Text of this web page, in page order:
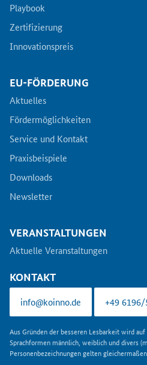
Playbook
Zertifizierung
Innovationspreis
EU-FÖRDERUNG
Aktuelles
Fördermöglichkeiten
Service und Kontakt
Praxisbeispiele
Downloads
Newsletter
VERANSTALTUNGEN
Aktuelle Veranstaltungen
KONTAKT
info@koinno.de +49
Aus Gründen der besseren Lesbarkeit wird
Sprachformen männlich, weiblich und divers
Personenbezeichnungen gelten